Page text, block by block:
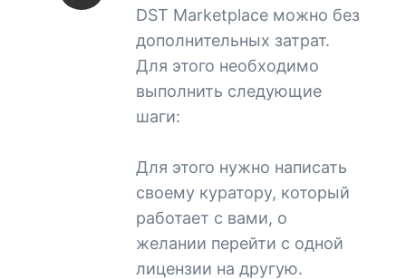
DST Marketplace можно без
дополнительных затрат.
Для этого необходимо
выполнить следующие
шаги:
Для этого нужно написать
своему куратору, который
работает с вами, о
желании перейти с одной
лицензии на другую.